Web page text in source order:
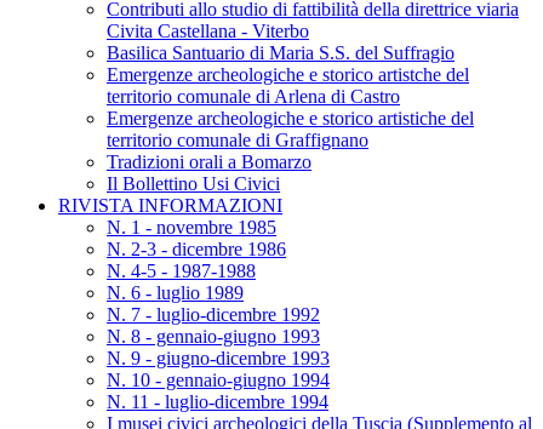
Contributi allo studio di fattibilità della direttrice viaria
Civita Castellana - Viterbo
Basilica Santuario di Maria S.S. del Suffragio
Emergenze archeologiche e storico artistche del
territorio comunale di Arlena di Castro
Emergenze archeologiche e storico artistiche del
territorio comunale di Graffignano
Tradizioni orali a Bomarzo
Il Bollettino Usi Civici
RIVISTA INFORMAZIONI
N. 1 - novembre 1985
N. 2-3 - dicembre 1986
N. 4-5 - 1987-1988
N. 6 - luglio 1989
N. 7 - luglio-dicembre 1992
N. 8 - gennaio-giugno 1993
N. 9 - giugno-dicembre 1993
N. 10 - gennaio-giugno 1994
N. 11 - luglio-dicembre 1994
I musei civici archeologici della Tuscia (Supplemento al